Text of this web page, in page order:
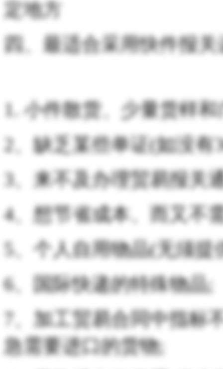
定地方
四、最适合采用快件报
1. 小件散货、少量货样
2、缺乏某些单证(如没有
3、来不及办理贸易报关
4、想节省成本、而又不
5、个人自用物品(无须
6、国际快递的特殊物品;
7、加工贸易合同中指标
急需要进口的货物;